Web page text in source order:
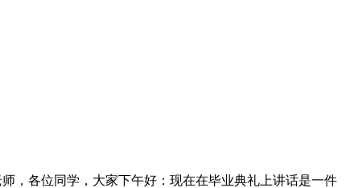
，各位同学，大家下午好：现在在毕业典礼上讲话是一件